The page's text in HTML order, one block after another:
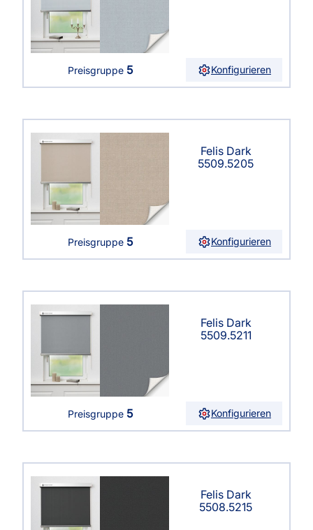
Preisgruppe 5 Konfigurieren
Felis Dark
5509.5205
Preisgruppe 5 Konfigurieren
Felis Dark
5509.5211
Preisgruppe 5 Konfigurieren
Felis Dark
5508.5215